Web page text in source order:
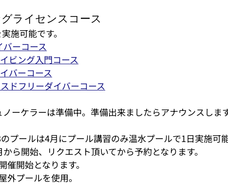
ライセンスコース
施可能です。
バーコース
ビング入門コース
バーコース
ドフリーダイバーコース
ーケラーは準備中。準備出来ましたらアナウンスします
プールは4月にプール講習のみ温水プールで1日実施可
ら開始、リクエスト頂いてから予約となります。
催開始となります。
プールを使用。